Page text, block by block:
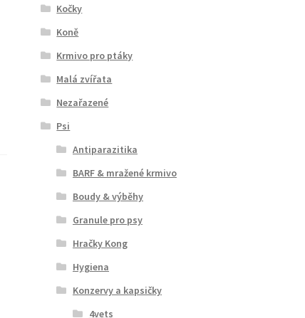
Kočky
Koně
Krmivo pro ptáky
Malá zvířata
Nezařazené
Psi
Antiparazitika
BARF & mražené krmivo
Boudy & výběhy
Granule pro psy
Hračky Kong
Hygiena
Konzervy a kapsičky
4vets